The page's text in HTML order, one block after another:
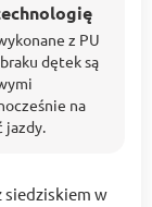
z PU
dętek są
na
jazdy.
siedziskiem w